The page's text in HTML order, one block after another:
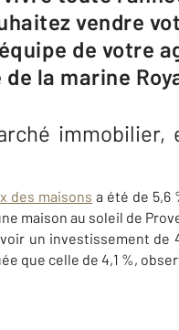
vendre
de votre
la marine
des maisons a été de 5,6
maison au soleil de
un investissement de
que celle de 4,1 %,